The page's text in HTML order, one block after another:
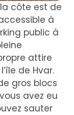
côte est de
à
public à
attire
de Hvar.
gros blocs
avez eu
sauter